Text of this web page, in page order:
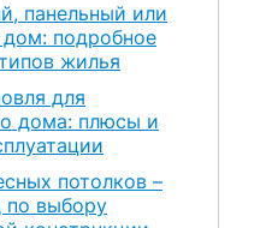
панельный или
подробное
жилья
для
дома: плюсы и
потолков –
по выбору